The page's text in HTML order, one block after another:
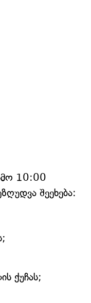
10:00
შეეხება:
ქუჩას;